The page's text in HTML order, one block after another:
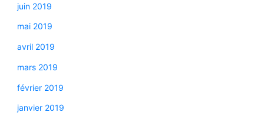
juin 2019
mai 2019
avril 2019
mars 2019
février 2019
janvier 2019